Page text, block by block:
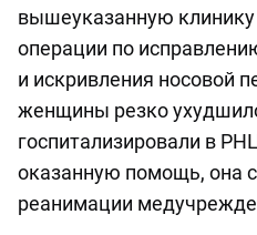
вышеуказанную клинику
операции по
и искривления носовой
женщины резко
госпитализировали в
оказанную помощь, она
реанимации